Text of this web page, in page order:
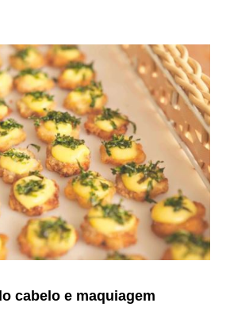
cabelo e maquiagem